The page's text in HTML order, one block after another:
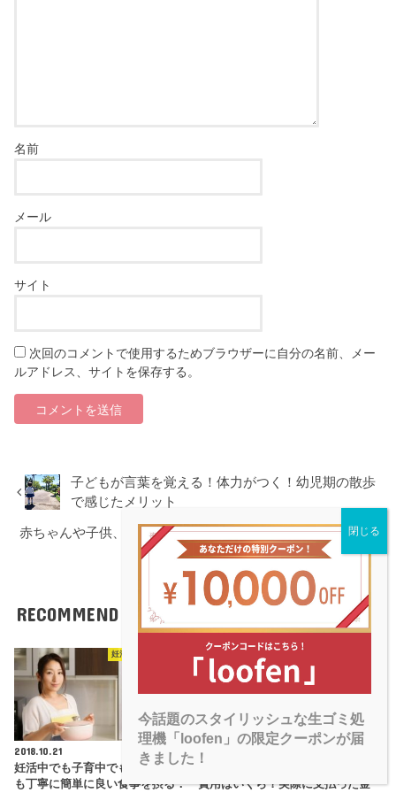
名前
メール
サイト
次回のコメントで使用するためブラウザーに自分の名前、メー
ルアドレス、サイトを保存する。
子どもが言葉を覚える！体力がつく！幼児期の散歩
で感じたメリット
赤ちゃんや子供、ペットにも安心して使える除菌ス
プレー。
RECOMMEND こちらの記事も人気です。
妊活中の食事・生活
2018.10.21
妊活中でも子育中でも！忙しくて
も丁寧に簡単に良い食事を摂る：
2024.2.15
費用はいくら？実際に支払った金
今話題のスタイリッシュな生ゴミ処
理機「loofen」の限定クーポンが届
きました！